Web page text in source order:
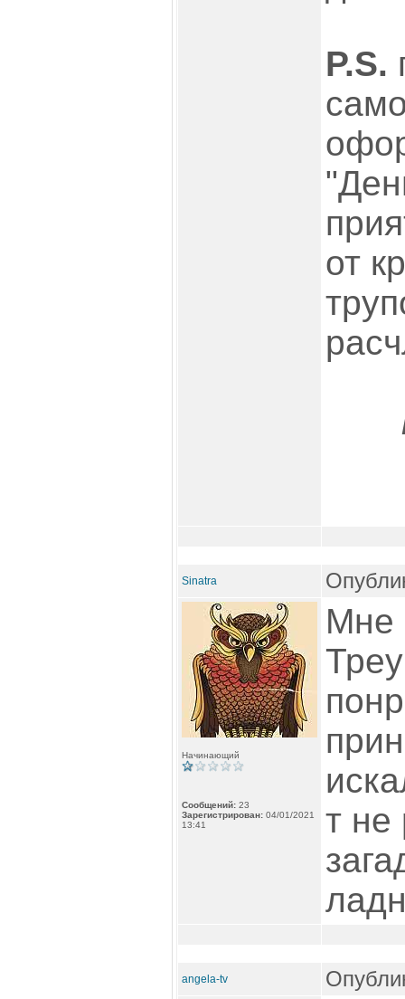
P.S.
от
Sinatra
Начинающий
Сообщений: 23
Зарегистрирован: 04/01/2021
13:41
Мне
т не
angela-tv